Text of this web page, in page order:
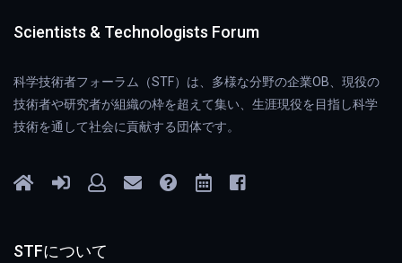
Scientists & Technologists Forum
科学技術者フォーラム（STF）は、多様な分野の企業OB、現役の
技術者や研究者が組織の枠を超えて集い、生涯現役を目指し科学
技術を通して社会に貢献する団体です。
STFについて